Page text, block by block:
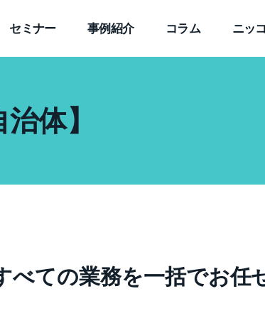
セミナー 事例紹介 コラム ニッ
体】
べての業務を一括でお任